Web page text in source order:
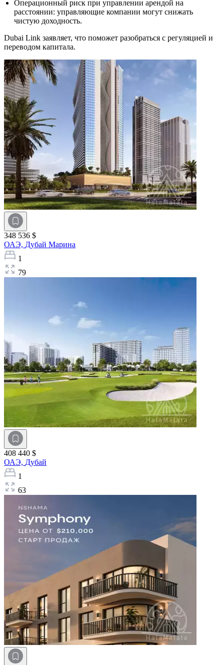
Операционный риск при управлении арендой на
расстоянии: управляющие компании могут снижать
чистую доходность.
Dubai Link заявляет, что поможет разобраться с регуляцией и
переводом капитала.
348 536 $
ОАЭ, Дубай Марина
1
79
408 440 $
ОАЭ, Дубай
1
63